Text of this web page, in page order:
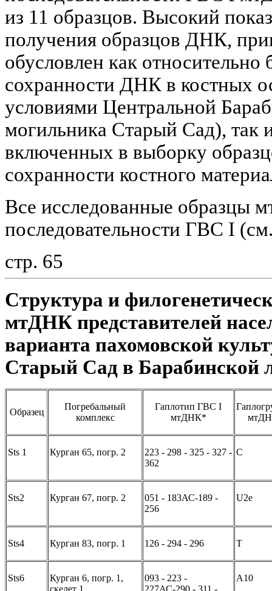
из 11 образцов. Высокий
получения образцов ДНК,
обусловлен как
сохранности ДНК в костных
условиями Центральной
могильника Старый Сад), так
включенных в выборку
сохранности костного
Все исследованные образцы
последовательности ГВС I
стр. 65
Структура и
мтДНК представителей
варианта пахомовской
Старый Сад в Барабинской
Образец
Погребальный
комплекс
Гаплотип ГВС I
мтДНК*
Sts 1 Курган 65, погр. 2
223 - 298 - 325 - 327 -
362
C
Sts2 Курган 67, погр. 2
051 - 183АС-189 -
256
U2e
Sts4 Курган 83, погр. 1 126 - 294 - 296 T
Sts6
Курган 6, погр. 1,
093 - 223 -
A10